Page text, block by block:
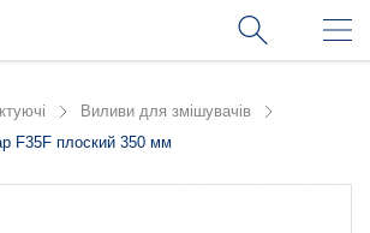
Виливи для змішувачів
F35F плоский 350 мм